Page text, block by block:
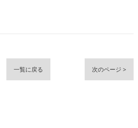
一覧に戻る 次のページ >